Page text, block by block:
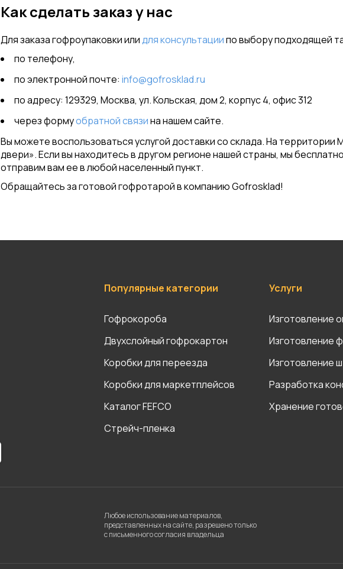
Как сделать заказ у нас
Для заказа гофроупаковки илидля консультациипо выбору подходящей
по телефону,
по электронной почте: info@gofrosklad.ru
по адресу: 129329, Москва, ул. Кольская, дом 2, корпус 4, офис 312
через формуобратной связина нашем сайте.
Вы можете воспользоваться услугой доставки со склада. На
двери». Если вы находитесь в другом регионе нашей страны, мы
отправим вам ее в любой населенный пункт.
Обращайтесь за готовой гофротарой в компанию Gofrosklad!
Популярные категории
Гофрокороба
Двухслойный гофрокартон
Коробки для переезда
Коробки для маркетплейсов
Каталог FEFCO
Стрейч-пленка
Услуги
Изготовление
Изготовление
Изготовление
Разработка
Хранение
Любое использование материалов,
представленных на сайте, разрешено только
с письменного согласия владельца